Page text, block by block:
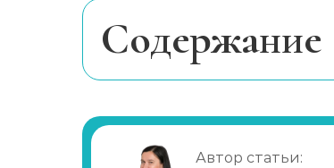
Cодержание
Особенности лечения
Этапы леченияАвтор статьи: